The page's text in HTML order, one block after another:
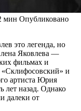
мин Опубликовано
это легенда, но
Яковлева —
фильмах и
«Склифосовский» и
артиста Юрия
лет назад. Однако
далеки от